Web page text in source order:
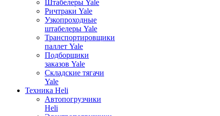
Штабелеры Yale
Ричтраки Yale
Узкопроходные
штабелеры Yale
Транспортировщики
паллет Yale
Подборщики
заказов Yale
Складские тягачи
Yale
Техника Heli
Автопогрузчики
Heli